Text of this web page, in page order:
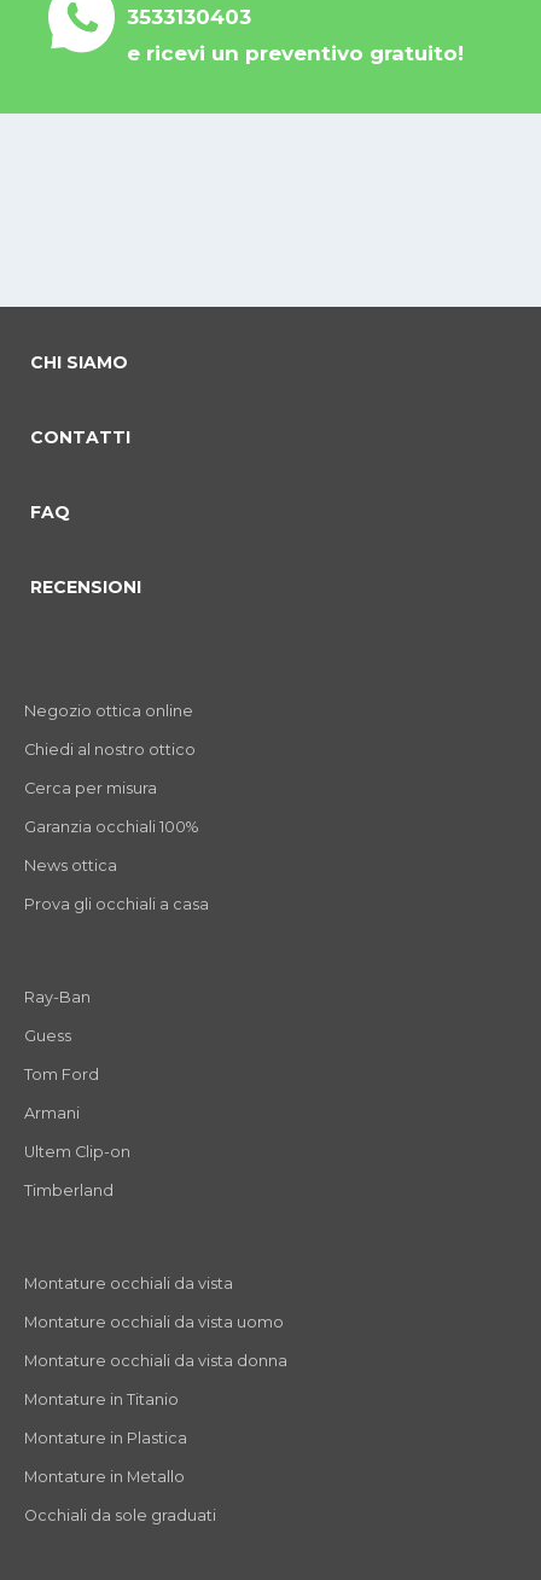
3533130403
e ricevi un preventivo gratuito!
CHI SIAMO
CONTATTI
FAQ
RECENSIONI
Negozio ottica online
Chiedi al nostro ottico
Cerca per misura
Garanzia occhiali 100%
News ottica
Prova gli occhiali a casa
Ray-Ban
Guess
Tom Ford
Armani
Ultem Clip-on
Timberland
Montature occhiali da vista
Montature occhiali da vista uomo
Montature occhiali da vista donna
Montature in Titanio
Montature in Plastica
Montature in Metallo
Occhiali da sole graduati